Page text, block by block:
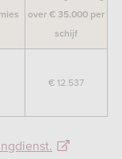
over € 35.000 per
schijf
€ 12.537